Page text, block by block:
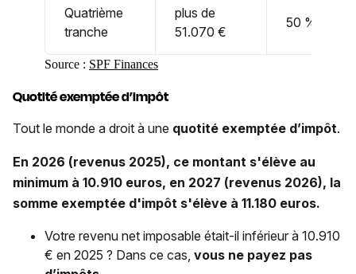
Quatrième
tranche
plus de
51.070 €
50 %
Source : SPF Finances
Quotité exemptée d’impôt
Tout le monde a droit à une quotité exemptée d’impôt.
En 2026 (revenus 2025), ce montant s'élève au
minimum à 10.910 euros, en 2027 (revenus 2026), la
somme exemptée d'impôt s'élève à 11.180 euros.
Votre revenu net imposable était-il inférieur à 10.910
€ en 2025 ? Dans ce cas, vous ne payez pas